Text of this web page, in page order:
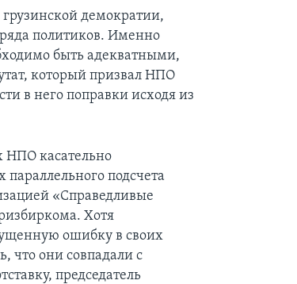
демократии,
политиков. Именно
быть адекватными,
который призвал НПО
в него поправки исходя из
НПО касательно
подсчета
«Справедливые
Хотя
ошибку в своих
что они совпадали с
председатель